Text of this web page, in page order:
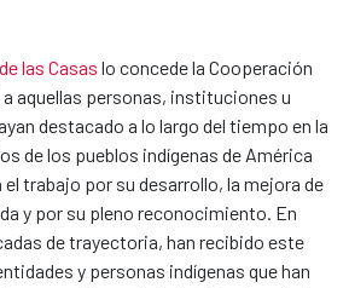
las Casas lo concede la Cooperación
a aquellas personas, instituciones u
destacado a lo largo del tiempo en la
de los pueblos indígenas de América
el trabajo por su desarrollo, la mejora de
y por su pleno reconocimiento. En
de trayectoria, han recibido este
y personas indígenas que han